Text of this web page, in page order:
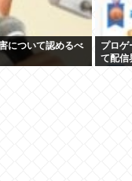
について認めるべ
プロゲ
て配信